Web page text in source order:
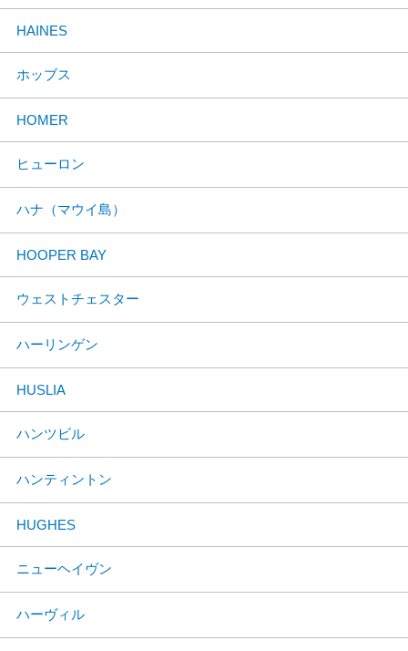
HAINES
ホッブス
HOMER
ヒューロン
ハナ（マウイ島）
HOOPER BAY
ウェストチェスター
ハーリンゲン
HUSLIA
ハンツビル
ハンティントン
HUGHES
ニューヘイヴン
ハーヴィル